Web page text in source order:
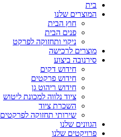
בית
המוצרים שלנו
חוץ הבית
פנים הבית
ניקוי ותחזוקה לפרקט
מוצרים לרכישה
סירנובה ביצוע
חידוש דקים
חידוש פרקטים
חידוש ריהוט גן
ציוד נלווה למכונת ליטוש
השכרת ציוד
שירותי תחזוקה לפרקטים
הגוונים שלנו
פרויקטים שלנו